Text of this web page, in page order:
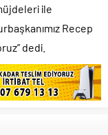
ile
Recep
dedi.